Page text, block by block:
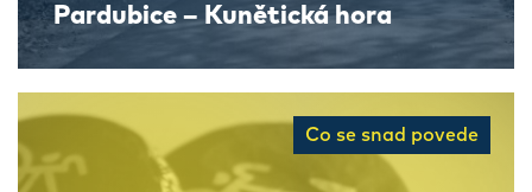
Pardubice – Kunětická hora
Co se snad povede